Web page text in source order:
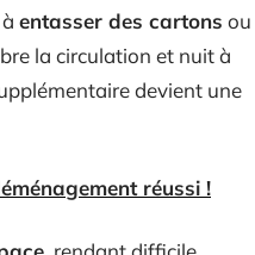
entasser des cartons ou
la circulation et nuit à
devient une
réussi !